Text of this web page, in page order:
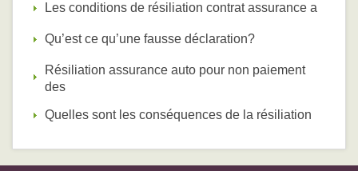
Les conditions de résiliation contrat assurance a
Qu’est ce qu’une fausse déclaration?
Résiliation assurance auto pour non paiement
des
Quelles sont les conséquences de la résiliation